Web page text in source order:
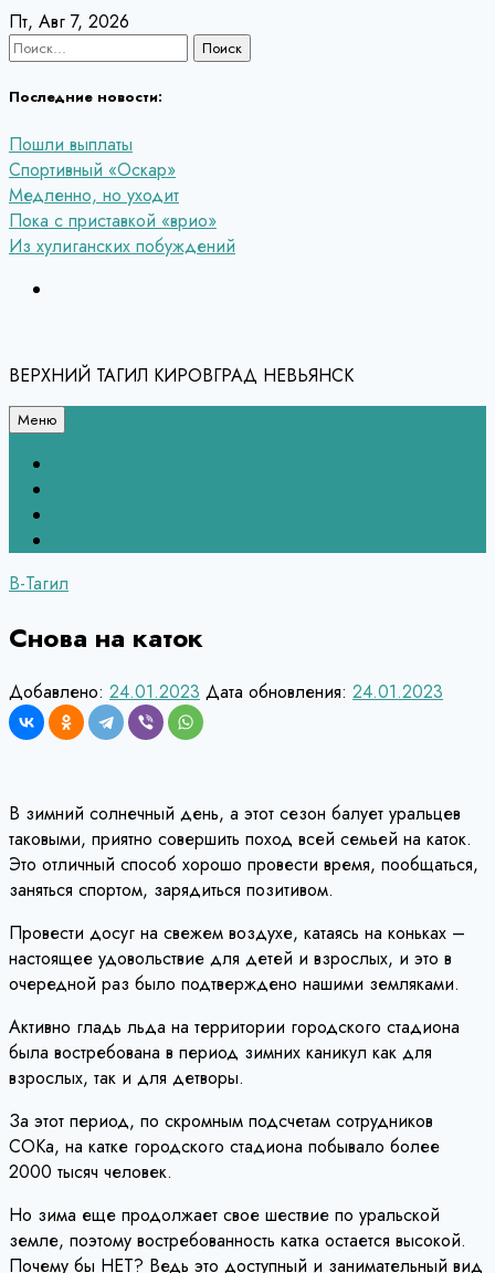
Перейти
к
Пт, Авг 7, 2026
Найти:
Последние новости:
Пошли выплаты
Спортивный «Оскар»
Медленно, но уходит
Пока с приставкой «врио»
Из хулиганских побуждений
ВЕРХНИЙ ТАГИЛ КИРОВГРАД НЕВЬЯНСК
Меню
В-Тагил
Снова на каток
Добавлено: 24.01.2023 Дата обновления: 24.01.2023
В зимний солнечный день, а этот сезон балует уральцев
таковыми, приятно совершить поход всей семьей на каток.
Это отличный способ хорошо провести время, пообщаться,
заняться спортом, зарядиться позитивом.
Провести досуг на свежем воздухе, катаясь на коньках –
настоящее удовольствие для детей и взрослых, и это в
очередной раз было подтверждено нашими земляками.
Активно гладь льда на территории городского стадиона
была востребована в период зимних каникул как для
взрослых, так и для детворы.
За этот период, по скромным подсчетам сотрудников
СОКа, на катке городского стадиона побывало более
2000 тысяч человек.
Но зима еще продолжает свое шествие по уральской
земле, поэтому востребованность катка остается высокой.
Почему бы НЕТ? Ведь это доступный и занимательный вид